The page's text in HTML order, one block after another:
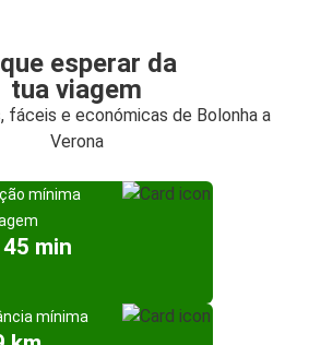
esperar da
tua viagem
fáceis e económicas de Bolonha a
Verona
mínima
min
mínima